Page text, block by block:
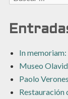
In
Museo
Paolo
Restauración